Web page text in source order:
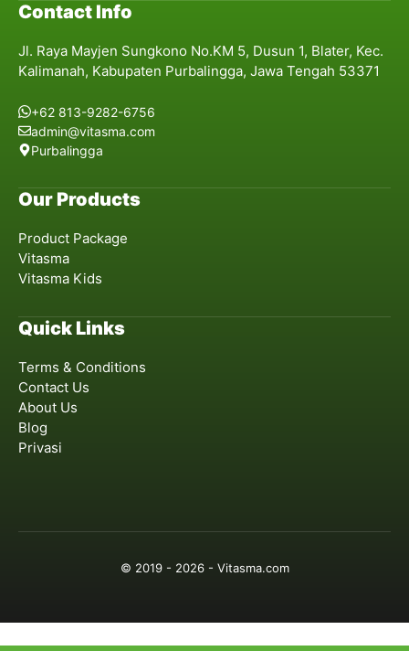
Contact Info
Jl. Raya Mayjen Sungkono No.KM 5, Dusun 1, Blater, Kec.
Kalimanah, Kabupaten Purbalingga, Jawa Tengah 53371
+62 813-9282-6756
admin@vitasma.com
Purbalingga
Our Products
Product Package
Vitasma
Vitasma Kids
Quick Links
Terms & Conditions
Contact Us
About Us
Blog
Privasi
© 2019 - 2026 - Vitasma.com